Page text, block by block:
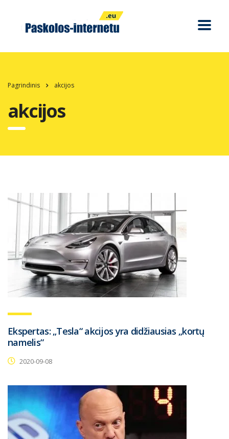
Pagrindinis akcijos
akcijos
Ekspertas: „Tesla“ akcijos yra didžiausias „kortų
namelis“
2020-09-08